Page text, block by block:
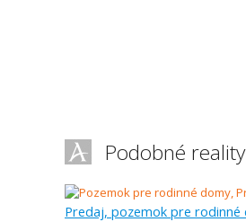
Podobné reality